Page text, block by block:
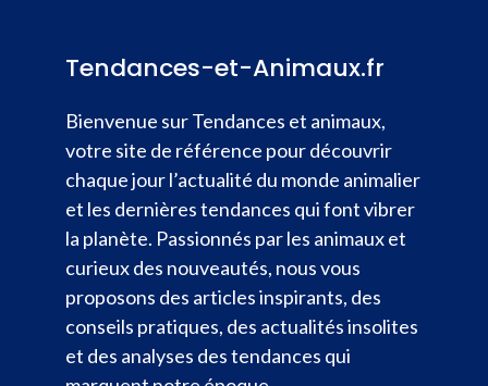
Tendances-et-Animaux.fr
Bienvenue sur Tendances et animaux,
votre site de référence pour découvrir
chaque jour l’actualité du monde animalier
et les dernières tendances qui font vibrer
la planète. Passionnés par les animaux et
curieux des nouveautés, nous vous
proposons des articles inspirants, des
conseils pratiques, des actualités insolites
et des analyses des tendances qui